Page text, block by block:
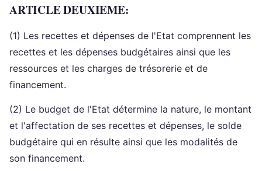
ARTICLE DEUXIEME:
(1) Les recettes et dépenses de l'Etat comprennent les
recettes et les dépenses budgétaires ainsi que les
ressources et les charges de trésorerie et de
financement.
(2) Le budget de l'Etat détermine la nature, le montant
et l'affectation de ses recettes et dépenses, le solde
budgétaire qui en résulte ainsi que les modalités de
son financement.